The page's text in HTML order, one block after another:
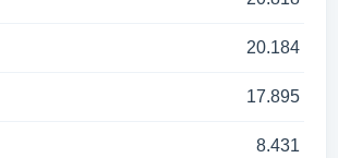
20.184
17.895
8.431